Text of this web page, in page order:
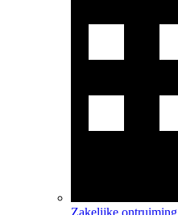
Zakelijke ontruiming